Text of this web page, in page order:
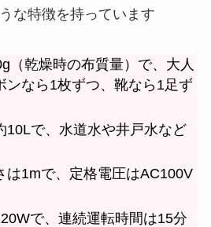
な特徴を持っています
（乾燥時の布質量）で、大人
ンなら1枚ずつ、靴なら1足ず
10Lで、水道水や井戸水など
は1mで、定格電圧はAC100V
で、連続運転時間は15分